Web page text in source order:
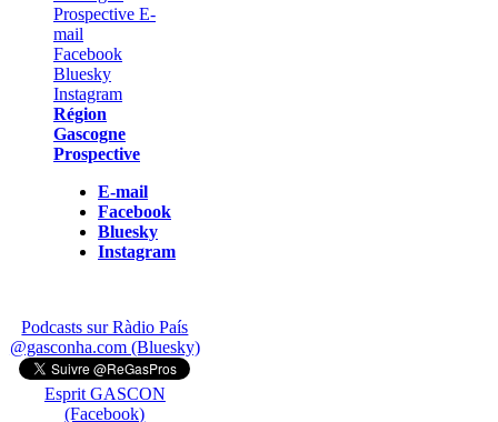
Région
Gascogne
Prospective
E-mail
Facebook
Bluesky
Instagram
Podcasts sur Ràdio País
@gasconha.com (Bluesky)
Esprit GASCON
(Facebook)